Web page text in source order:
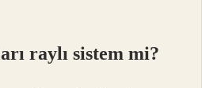
raylı sistem mi?